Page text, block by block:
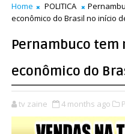
Home POLITICA
econômico do Brasil no início
Pernambuco
econômico do
tv zaine 4 months ago